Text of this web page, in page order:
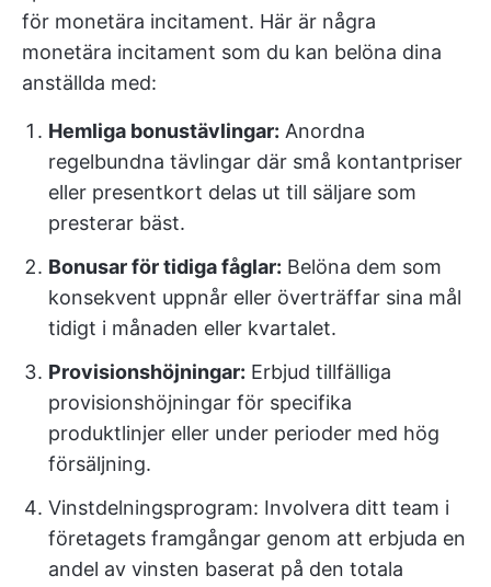
för monetära incitament. Här är några
monetära incitament som du kan belöna dina
anställda med:
Hemliga bonustävlingar: Anordna
regelbundna tävlingar där små kontantpriser
eller presentkort delas ut till säljare som
presterar bäst.
Bonusar för tidiga fåglar: Belöna dem som
konsekvent uppnår eller överträffar sina mål
tidigt i månaden eller kvartalet.
Provisionshöjningar: Erbjud tillfälliga
provisionshöjningar för specifika
produktlinjer eller under perioder med hög
försäljning.
Vinstdelningsprogram: Involvera ditt team i
företagets framgångar genom att erbjuda en
andel av vinsten baserat på den totala